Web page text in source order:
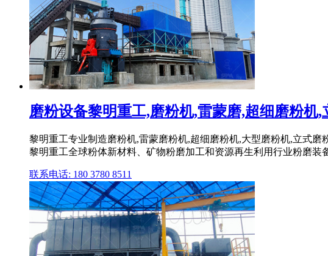
磨粉设备黎明重工,磨粉机,雷蒙磨,超细磨粉机,
黎明重工专业制造磨粉机,雷蒙磨粉机,超细磨粉机,大型磨粉机,立式
黎明重工全球粉体新材料、矿物粉磨加工和资源再生利用行业粉磨装
联系电话: 180 3780 8511